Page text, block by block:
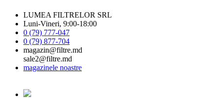
LUMEA FILTRELOR SRL
Luni-Vineri, 9:00-18:00
0 (79) 777-047
0 (79) 877-704
magazin@filtre.md
sale2@filtre.md
magazinele noastre